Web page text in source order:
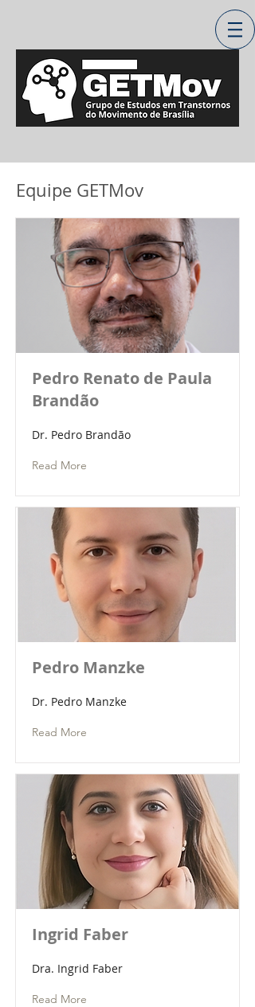
Equipe GETMov
Pedro Renato de Paula
Brandão
Dr. Pedro Brandão
Read More
Pedro Manzke
Dr. Pedro Manzke
Read More
Ingrid Faber
Dra. Ingrid Faber
Read More